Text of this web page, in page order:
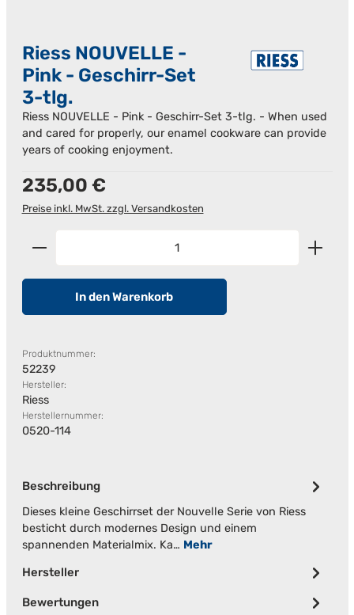
Riess NOUVELLE -
Pink - Geschirr-Set
3-tlg.
Riess NOUVELLE - Pink - Geschirr-Set 3-tlg. - When used
and cared for properly, our enamel cookware can provide
years of cooking enjoyment.
Regulärer Preis:
235,00 €
Preise inkl. MwSt. zzgl. Versandkosten
Produkt Anzahl: Gib den gewünschten Wert ein
In den Warenkorb
Produktnummer:
52239
Hersteller:
Riess
Herstellernummer:
0520-114
Beschreibung
Dieses kleine Geschirrset der Nouvelle Serie von Riess
besticht durch modernes Design und einem
spannenden Materialmix. Ka… Mehr
Hersteller
Bewertungen